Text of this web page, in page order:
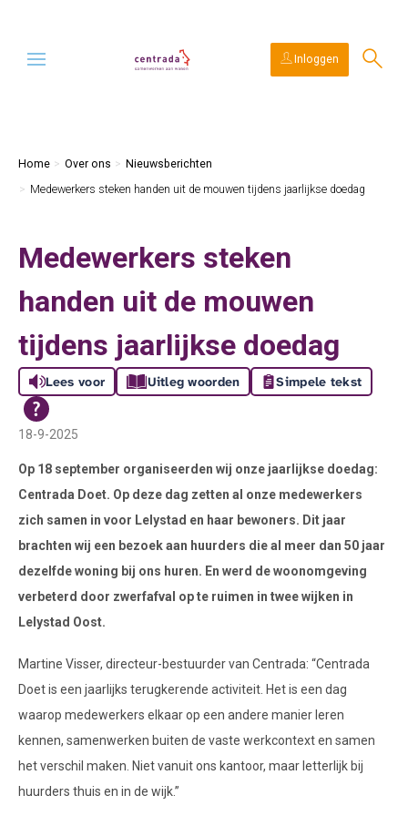
Naar de homepage
Ga naar Hoofd Inloggen
Home Over ons
Nieuwsberichten
Medewerkers steken handen uit de mouwen tijdens jaarlijkse doedag
Medewerkers steken
handen uit de mouwen
tijdens jaarlijkse doedag
Lees voor Uitleg woorden Simpele tekst
18-9-2025
Op 18 september organiseerden wij onze jaarlijkse doedag:
Centrada Doet. Op deze dag zetten al onze medewerkers
zich samen in voor Lelystad en haar bewoners. Dit jaar
brachten wij een bezoek aan huurders die al meer dan 50 jaar
dezelfde woning bij ons huren. En werd de woonomgeving
verbeterd door zwerfafval op te ruimen in twee wijken in
Lelystad Oost.
Martine Visser, directeur-bestuurder van Centrada: “Centrada
Doet is een jaarlijks terugkerende activiteit. Het is een dag
waarop medewerkers elkaar op een andere manier leren
kennen, samenwerken buiten de vaste werkcontext en samen
het verschil maken. Niet vanuit ons kantoor, maar letterlijk bij
huurders thuis en in de wijk.”